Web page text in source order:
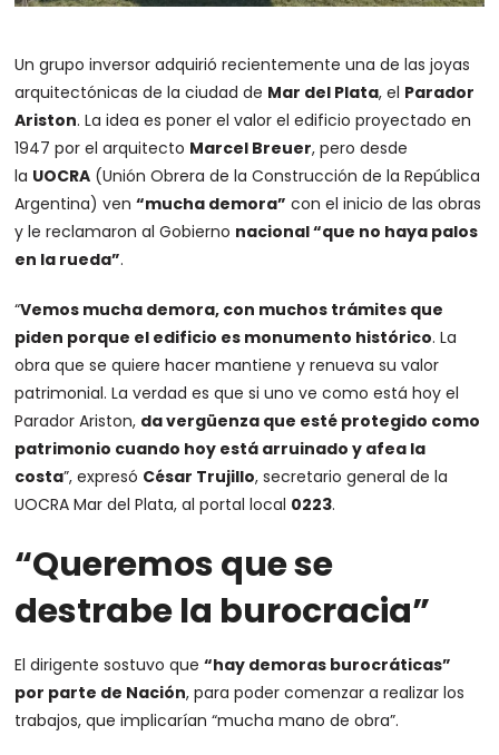
Un grupo inversor adquirió recientemente una de las joyas
arquitectónicas de la ciudad de Mar del Plata, el Parador
Ariston. La idea es poner el valor el edificio proyectado en
1947 por el arquitecto Marcel Breuer, pero desde
la UOCRA (Unión Obrera de la Construcción de la República
Argentina) ven“mucha demora” con el inicio de las obras
y le reclamaron al Gobierno nacional “que no haya palos
en la rueda”.
“Vemos mucha demora, con muchos trámites que
piden porque el edificio es monumento histórico. La
obra que se quiere hacer mantiene y renueva su valor
patrimonial. La verdad es que si uno ve como está hoy el
Parador Ariston, da vergüenza que esté protegido como
patrimonio cuando hoy está arruinado y afea la
costa”, expresó César Trujillo, secretario general de la
UOCRA Mar del Plata, al portal local 0223.
“Queremos que se
destrabe la burocracia”
El dirigente sostuvo que“hay demoras burocráticas”
por parte de Nación, para poder comenzar a realizar los
trabajos, que implicarían “mucha mano de obra”.